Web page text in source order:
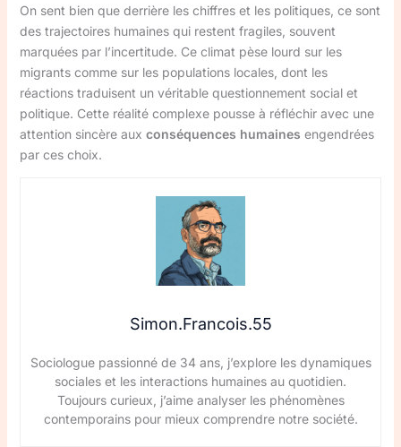
On sent bien que derrière les chiffres et les politiques, ce sont
des trajectoires humaines qui restent fragiles, souvent
marquées par l’incertitude. Ce climat pèse lourd sur les
migrants comme sur les populations locales, dont les
réactions traduisent un véritable questionnement social et
politique. Cette réalité complexe pousse à réfléchir avec une
attention sincère aux conséquences humaines engendrées
par ces choix.
Simon.Francois.55
Sociologue passionné de 34 ans, j’explore les dynamiques
sociales et les interactions humaines au quotidien.
Toujours curieux, j’aime analyser les phénomènes
contemporains pour mieux comprendre notre société.